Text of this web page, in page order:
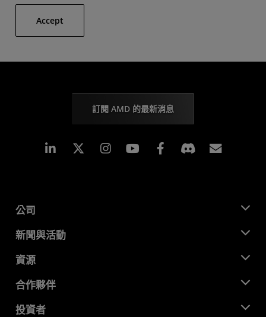
Accept
訂閱 AMD 的最新消息
Linkedin Instagram Facebook
公司
關於 AMD
企業責任
招聘
聯絡我們
新聞與活動
新聞室
媒體庫
資源
開發者中心
案例研究
合作夥伴
AMD 合作夥伴中心
投資者